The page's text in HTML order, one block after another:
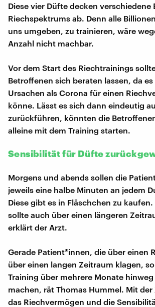
Diese vier Düfte decken verschiedene
Riechspektrums ab. Denn alle
uns umgeben, zu trainieren, wäre
Anzahl nicht machbar.
Vor dem Start des Riechtrainings
Betroffenen sich beraten lassen, da
Ursachen als Corona für einen
könne. Lässt es sich dann eindeutig
zurückführen, könnten die
alleine mit dem Training starten.
Sensibilität für Düfte
Morgens und abends sollen die
jeweils eine halbe Minuten an jedem
Diese gibt es in Fläschchen zu kaufen.
sollte auch über einen längeren
erklärt der Arzt.
Gerade Patient*innen, die über einen
über einen langen Zeitraum klagen,
Training über mehrere Monate
machen, rät Thomas Hummel. Mit
das Riechvermögen und die